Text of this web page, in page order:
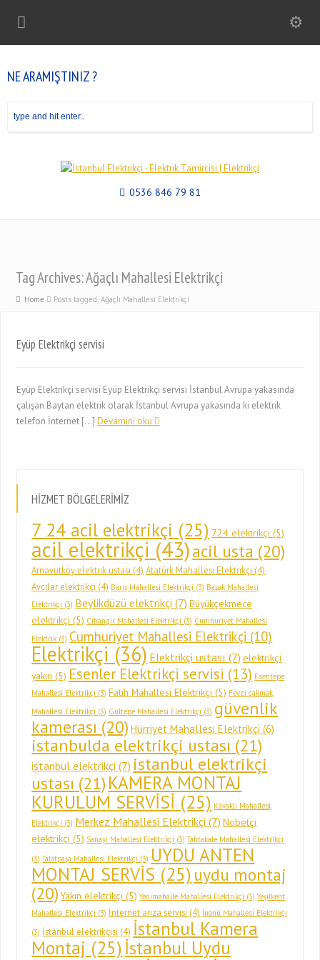
NE ARAMIŞTINIZ ?
0536 846 79 81
Tag Archives: Ağaçlı Mahallesi Elektrikçi
Home Posts tagged: Ağaçlı Mahallesi Elektrikçi
Eyüp Elektrikçi servisi
Eyüp Elektrikçi servisi Eyüp Elektrikçi servisi İstanbul Avrupa yakasında
çalışan Baytan elektrik olarak İstanbul Avrupa yakasında ki elektrik
telefon İnternet […]Devamini oku
HİZMET BÖLGELERİMİZ
7 24 acil elektrikçi (25) 724 elektrikçi (5)
acil elektrikçi (43)acil usta (20)
Arnavutköy elektrik ustası (4) Atatürk Mahallesi Elektrikçi (4)
Avcılar elektrikçi (4) Barış Mahallesi Elektrikçi (3) Başak Mahallesi
Elektrikçi (3) Beylikdüzü elektrikçi (7) Büyükçekmece
elektrikçi (5) Cihangir Mahallesi Elektrikçi (3) Cumhuriyet Mahallesi
Elektrik (3) Cumhuriyet Mahallesi Elektrikçi (10)
Elektrikçi (36) Elektrikçi ustası (7) elektrikçi
yakın (5) Esenler Elektrikçi servisi (13) Esentepe
Mahallesi Elektrikçi (3) Fatih Mahallesi Elektrikçi (5) Fevzi çakmak
Mahallesi Elektrikçi (3) Gültepe Mahallesi Elektrikçi (3) güvenlik
kamerası (20) Hürriyet Mahallesi Elektrikçi (6)
istanbulda elektrikçi ustası (21)
istanbul elektrikçi (7) istanbul elektrikçi
ustası (21)KAMERA MONTAJ
KURULUM SERVİSİ (25) Kavaklı Mahallesi
Elektrikçi (3) Merkez Mahallesi Elektrikçi (7) Nöbetçi
elektrikçi (5) Sanayi Mahallesi Elektrikçi (3) Tahtakale Mahallesi Elektrikçi
(3) Talatpaşa Mahallesi Elektrikçi (3) UYDU ANTEN
MONTAJ SERVİS (25) uydu montaj
(20) Yakın elektrikçi (5) Yenimahalle Mahallesi Elektrikçi (3) Yeşilkent
Mahallesi Elektrikçi (3) İnternet arıza servisi (4) İnönü Mahallesi Elektrikçi
(3) İstanbul elektrikçisi (4) İstanbul Kamera
Montaj (25) İstanbul Uydu